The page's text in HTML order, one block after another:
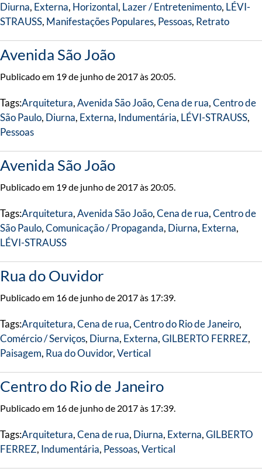
Diurna, Externa, Horizontal, Lazer / Entretenimento, LÉVI-
STRAUSS, Manifestações Populares, Pessoas, Retrato
Avenida São João
Publicado em 19 de junho de 2017 às 20:05.
Tags:Arquitetura,Avenida São João,Cena de rua,Centro de
São Paulo, Diurna, Externa, Indumentária, LÉVI-STRAUSS,
Pessoas
Avenida São João
Publicado em 19 de junho de 2017 às 20:05.
Tags:Arquitetura,Avenida São João,Cena de rua,Centro de
São Paulo,Comunicação / Propaganda, Diurna, Externa,
LÉVI-STRAUSS
Rua do Ouvidor
Publicado em 16 de junho de 2017 às 17:39.
Tags:Arquitetura,Cena de rua,Centro do Rio de Janeiro,
Comércio / Serviços, Diurna, Externa,GILBERTO FERREZ,
Paisagem, Rua do Ouvidor,Vertical
Centro do Rio de Janeiro
Publicado em 16 de junho de 2017 às 17:39.
Tags:Arquitetura,Cena de rua, Diurna, Externa,GILBERTO
FERREZ, Indumentária, Pessoas,Vertical